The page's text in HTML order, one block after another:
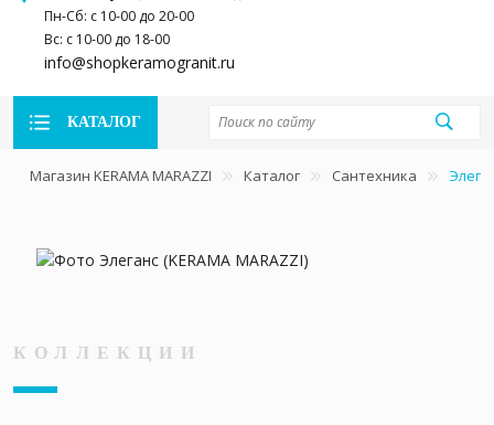
Пн-Сб: с 10-00 до 20-00
Вс: с 10-00 до 18-00
info@shopkeramogranit.ru
КАТАЛОГ
Магазин KERAMA MARAZZI Каталог Сантехника
КОЛЛЕКЦИИ